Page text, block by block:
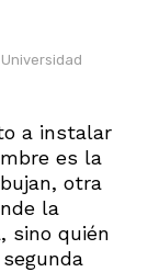
a instalar
es la
otra
la
sino quién